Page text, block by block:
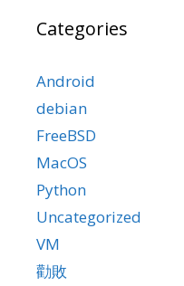
Categories
Android
debian
FreeBSD
MacOS
Python
Uncategorized
VM
勸敗